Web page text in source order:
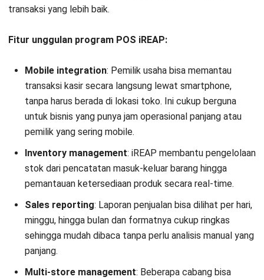
transaksi yang lebih baik.
Fitur unggulan program POS iREAP:
Mobile integration: Pemilik usaha bisa memantau
transaksi kasir secara langsung lewat smartphone,
tanpa harus berada di lokasi toko. Ini cukup berguna
untuk bisnis yang punya jam operasional panjang atau
pemilik yang sering mobile.
Inventory management: iREAP membantu pengelolaan
stok dari pencatatan masuk-keluar barang hingga
pemantauan ketersediaan produk secara real-time.
Sales reporting: Laporan penjualan bisa dilihat per hari,
minggu, hingga bulan dan formatnya cukup ringkas
sehingga mudah dibaca tanpa perlu analisis manual yang
panjang.
Multi-store management: Beberapa cabang bisa